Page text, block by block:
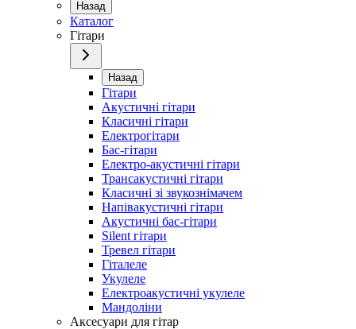
Назад
Каталог
Гітари
Назад
Гітари
Акустичні гітари
Класичні гітари
Електрогітари
Бас-гітари
Електро-акустичні гітари
Трансакустичні гітари
Класичні зі звукознімачем
Напівакустичні гітари
Акустичні бас-гітари
Silent гітари
Тревел гітари
Гіталеле
Укулеле
Електроакустичні укулеле
Мандоліни
Аксесуари для гітар